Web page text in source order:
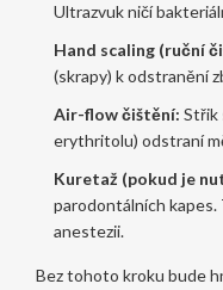
Ultrazvuk ničí
Hand scaling (ruční
(skrapy) k odstranění
Air-flow čištění: Střik
erythritolu) odstraní
Kuretaž (pokud je
parodontálních
anestezii.
Bez tohoto kroku bude